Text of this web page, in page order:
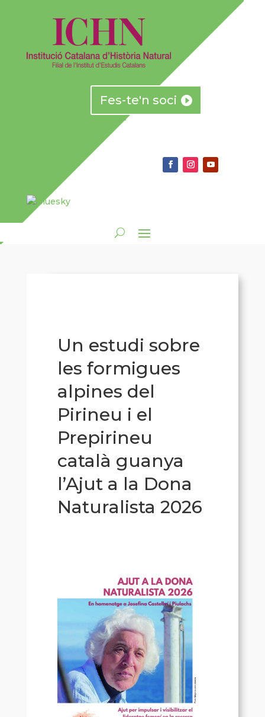
Fes-te'n soci
Un estudi sobre
les formigues
alpines del
Pirineu i el
Prepirineu
català guanya
l’Ajut a la Dona
Naturalista 2026